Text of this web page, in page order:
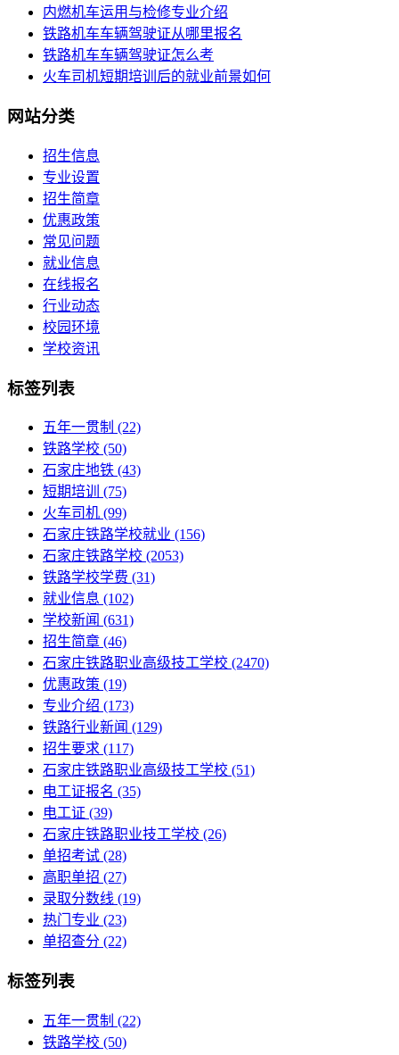
内燃机车运用与检修专业介绍
铁路机车车辆驾驶证从哪里报名
铁路机车车辆驾驶证怎么考
火车司机短期培训后的就业前景如何
网站分类
招生信息
专业设置
招生简章
优惠政策
常见问题
就业信息
在线报名
行业动态
校园环境
学校资讯
标签列表
五年一贯制 (22)
铁路学校 (50)
石家庄地铁 (43)
短期培训
(75)
火车司机 (99)
石家庄铁路学校就业 (156)
石家庄铁路学校 (2053)
铁路学校学费 (31)
就业信息 (102)
学校新闻 (631)
招生简章 (46)
石家庄铁路职业高级技工学校 (2470)
优惠政策 (19)
专业介绍 (173)
铁路行业新闻 (129)
招生要求 (117)
石家庄铁路职业高级技工学校​ (51)
电工证报名 (35)
电工证 (39)
石家庄铁路职业技工学校 (26)
单招考试 (28)
高职单招 (27)
录取分数线 (19)
热门专业 (23)
单招查分 (22)
标签列表
五年一贯制 (22)
铁路学校 (50)